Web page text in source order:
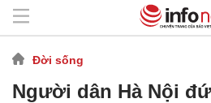
Đời sống
Người dân Hà Nội